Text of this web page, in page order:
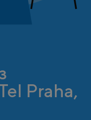
Praha,